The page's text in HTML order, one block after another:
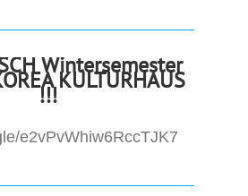
Wintersemester
KULTURHAUS
!!!
e2vPvWhiw6RccTJK7